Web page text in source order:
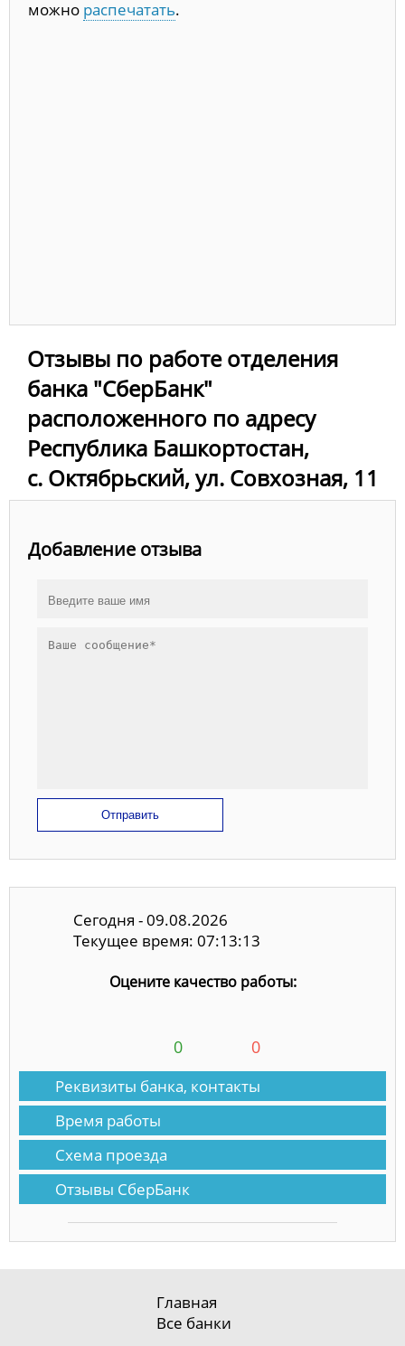
можно распечатать.
Отзывы по работе отделения
банка "СберБанк"
расположенного по адресу
Республика Башкортостан,
с. Октябрьский, ул. Совхозная, 11
Добавление отзыва
Отправить
Сегодня - 09.08.2026
Текущее время: 07:13:13
Оцените качество работы:
0 0
Реквизиты банка, контакты
Время работы
Схема проезда
Отзывы СберБанк
Главная
Все банки